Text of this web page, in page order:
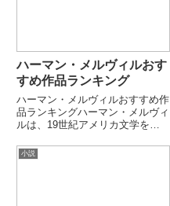
ハーマン・メルヴィルおす
すめ作品ランキング
ハーマン・メルヴィルおすすめ作
品ランキングハーマン・メルヴィ
ルは、19世紀アメリカ文学を代
に、人間存在・執念・自然との対
峙を壮大に描きました。本ランキ
小説